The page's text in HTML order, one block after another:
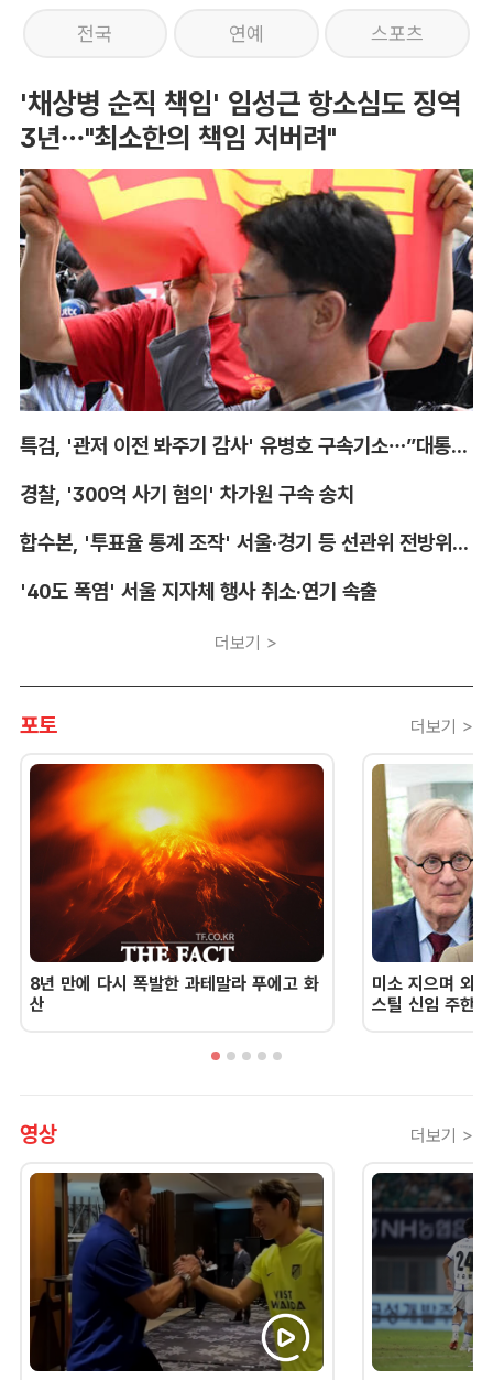
전국 연예 스포츠
'채상병 순직 책임' 임성근 항소심도 징역
3년…"최소한의 책임 저버려"
특검, '관저 이전 봐주기 감사' 유병호 구속기소…”대통령실 청탁받아“
경찰, '300억 사기 혐의' 차가원 구속 송치
합수본, '투표율 통계 조작' 서울·경기 등 선관위 전방위 압수수색
'40도 폭염' 서울 지자체 행사 취소·연기 속출
더보기 >
포토 더보기 >
8년 만에 다시 폭발한 과테말라 푸에고 화
산
미소 지으며 외
스틸 신임 주한
영상 더보기 >